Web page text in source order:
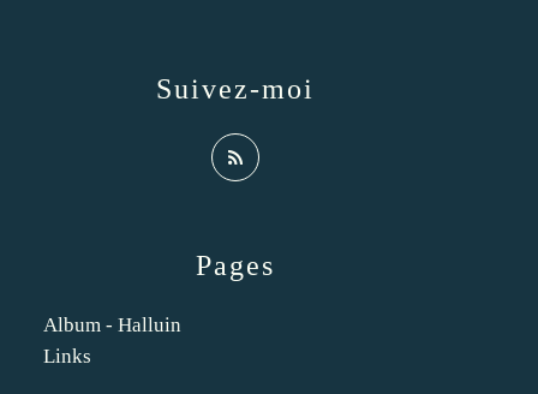
Pages
Album - Halluin
Links
Suivez-moi